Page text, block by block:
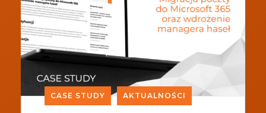
CASE STUDY AKTUALNOŚCI